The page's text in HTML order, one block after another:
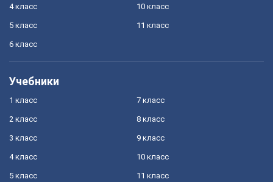
4 класс
5 класс
6 класс
10 класс
11 класс
Учебники
1 класс
2 класс
3 класс
4 класс
5 класс
7 класс
8 класс
9 класс
10 класс
11 класс